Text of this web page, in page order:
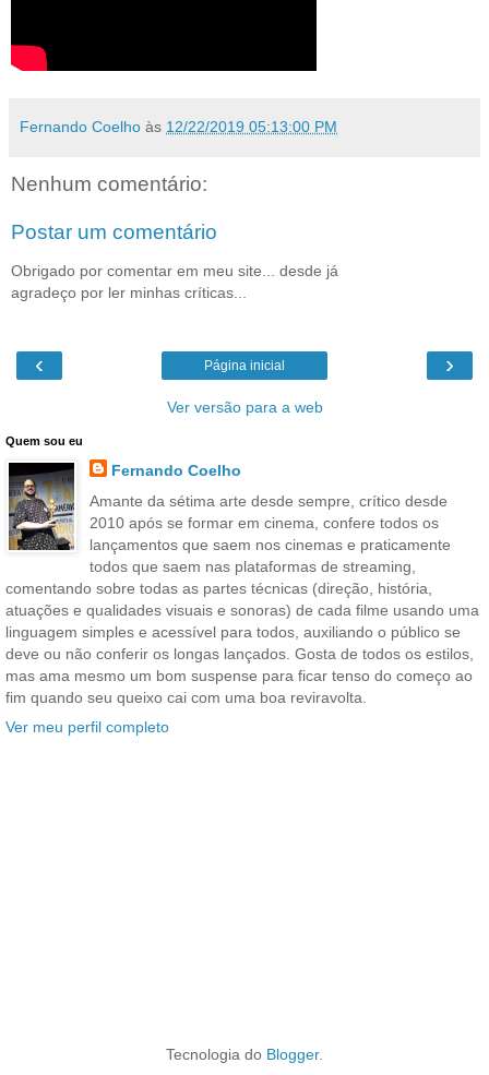
Fernando Coelho às 12/22/2019 05:13:00 PM
Nenhum comentário:
Postar um comentário
Obrigado por comentar em meu site... desde já
agradeço por ler minhas críticas...
‹ ›
Página inicial
Ver versão para a web
Quem sou eu
Fernando Coelho
Amante da sétima arte desde sempre, crítico desde
2010 após se formar em cinema, confere todos os
lançamentos que saem nos cinemas e praticamente
todos que saem nas plataformas de streaming,
comentando sobre todas as partes técnicas (direção, história,
atuações e qualidades visuais e sonoras) de cada filme usando uma
linguagem simples e acessível para todos, auxiliando o público se
deve ou não conferir os longas lançados. Gosta de todos os estilos,
mas ama mesmo um bom suspense para ficar tenso do começo ao
fim quando seu queixo cai com uma boa reviravolta.
Ver meu perfil completo
Tecnologia do Blogger.